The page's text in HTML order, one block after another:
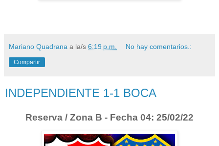
Mariano Quadrana a la/s 6:19 p.m. No hay comentarios.:
Compartir
INDEPENDIENTE 1-1 BOCA
Reserva / Zona B - Fecha 04: 25/02/22